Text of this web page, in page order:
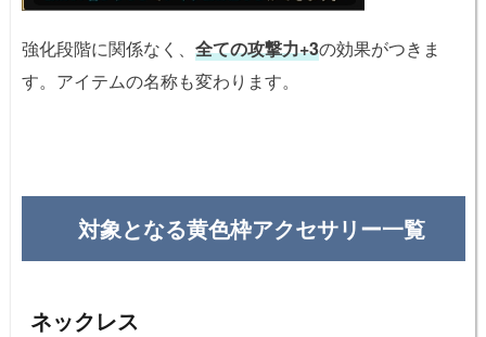
強化段階に関係なく、 全ての攻撃力+3の効果がつきま
す。アイテムの名称も変わります。
対象となる黄色枠アクセサリー一覧
ネックレス